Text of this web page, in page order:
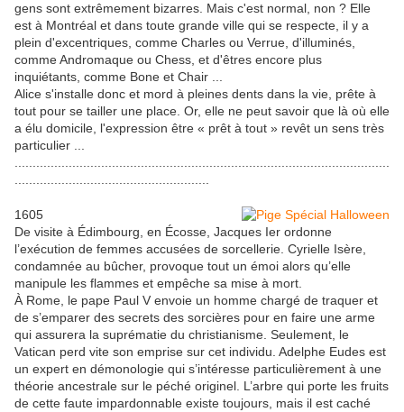
gens sont extrêmement bizarres. Mais c'est normal, non ? Elle
est à Montréal et dans toute grande ville qui se respecte, il y a
plein d'excentriques, comme Charles ou Verrue, d'illuminés,
comme Andromaque ou Chess, et d'êtres encore plus
inquiétants, comme Bone et Chair ...
Alice s'installe donc et mord à pleines dents dans la vie, prête à
tout pour se tailler une place. Or, elle ne peut savoir que là où elle
a élu domicile, l'expression être « prêt à tout » revêt un sens très
particulier ...
1605
De visite à Édimbourg, en Écosse, Jacques Ier ordonne
l’exécution de femmes accusées de sorcellerie. Cyrielle Isère,
condamnée au bûcher, provoque tout un émoi alors qu’elle
manipule les flammes et empêche sa mise à mort.
À Rome, le pape Paul V envoie un homme chargé de traquer et
de s’emparer des secrets des sorcières pour en faire une arme
qui assurera la suprématie du christianisme. Seulement, le
Vatican perd vite son emprise sur cet individu. Adelphe Eudes est
un expert en démonologie qui s’intéresse particulièrement à une
théorie ancestrale sur le péché originel. L’arbre qui porte les fruits
de cette faute impardonnable existe toujours, mais il est caché